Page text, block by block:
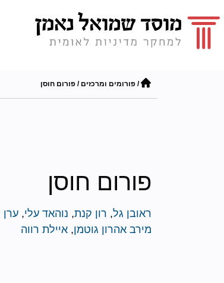
/ פורומים ומרכזים / פורום חוסן
פורום חוסן
ראובן גל, רון קנת, נוהאד עלי, ערן
מירב אהרון גוטמן, איילת רווה